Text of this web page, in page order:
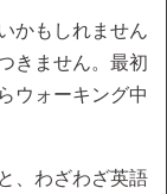
かもしれません
きません。最初
ウォーキング中
、わざわざ英語